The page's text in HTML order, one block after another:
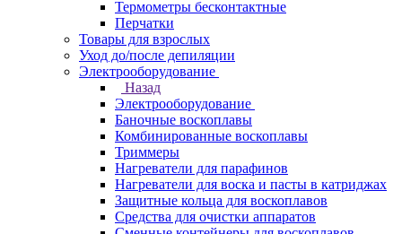
Термометры бесконтактные
Перчатки
Товары для взрослых
Уход до/после депиляции
Электрооборудование
Назад
Электрооборудование
Баночные воскоплавы
Комбинированные воскоплавы
Триммеры
Нагреватели для парафинов
Нагреватели для воска и пасты в катриджах
Защитные кольца для воскоплавов
Средства для очистки аппаратов